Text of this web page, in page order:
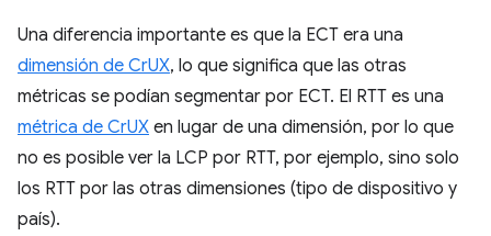
Una diferencia importante es que la ECT era una
dimensión de CrUX, lo que significa que las otras
métricas se podían segmentar por ECT. El RTT es una
métrica de CrUX en lugar de una dimensión, por lo que
no es posible ver la LCP por RTT, por ejemplo, sino solo
los RTT por las otras dimensiones (tipo de dispositivo y
país).